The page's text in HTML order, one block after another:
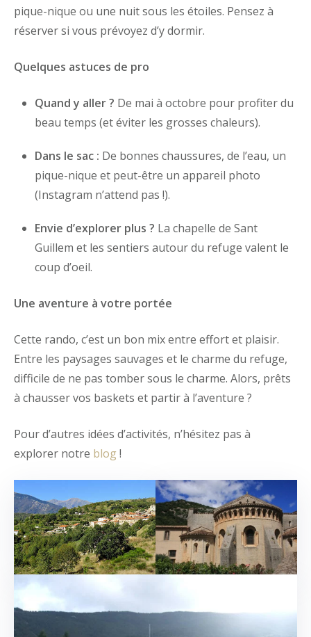
pique-nique ou une nuit sous les étoiles. Pensez à
réserver si vous prévoyez d’y dormir.
Quelques astuces de pro
Quand y aller ? De mai à octobre pour profiter du
beau temps (et éviter les grosses chaleurs).
Dans le sac : De bonnes chaussures, de l’eau, un
pique-nique et peut-être un appareil photo
(Instagram n’attend pas !).
Envie d’explorer plus ? La chapelle de Sant
Guillem et les sentiers autour du refuge valent le
coup d’oeil.
Une aventure à votre portée
Cette rando, c’est un bon mix entre effort et plaisir.
Entre les paysages sauvages et le charme du refuge,
difficile de ne pas tomber sous le charme. Alors, prêts
à chausser vos baskets et partir à l’aventure ?
Pour d’autres idées d’activités, n’hésitez pas à
explorer notre blog !